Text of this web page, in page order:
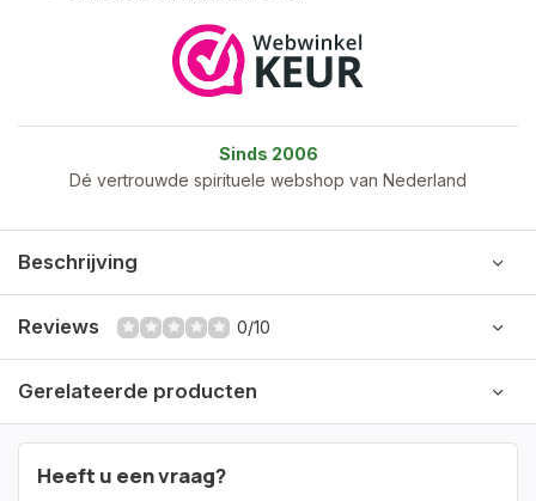
Sinds 2006
Dé vertrouwde spirituele webshop van Nederland
Beschrijving
Reviews 0/10
Gerelateerde producten
Heeft u een vraag?